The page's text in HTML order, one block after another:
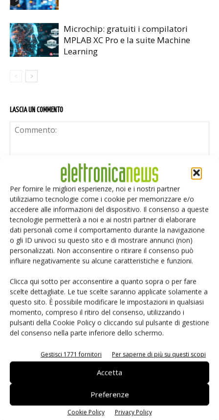
Per fornire le migliori esperienze, noi e i nostri partner
utilizziamo tecnologie come i cookie per memorizzare e/o
accedere alle informazioni del dispositivo. Il consenso a queste
tecnologie permetterà a noi e ai nostri partner di elaborare
dati personali come il comportamento durante la navigazione
o gli ID univoci su questo sito e di mostrare annunci (non)
personalizzati. Non acconsentire o ritirare il consenso può
influire negativamente su alcune caratteristiche e funzioni.
Clicca qui sotto per acconsentire a quanto sopra o per fare
scelte dettagliate. Le tue scelte saranno applicate solamente a
questo sito. È possibile modificare le impostazioni in qualsiasi
momento, compreso il ritiro del consenso, utilizzando i
pulsanti della Cookie Policy o cliccando sul pulsante di gestione
del consenso nella parte inferiore dello schermo.
Gestisci 1771 fornitori Per saperne di più su questi scopi
Accetta
Preferenze
Cookie Policy Privacy Policy
Microchip: gratuiti i compilatori
MPLAB XC Pro e la suite Machine
Learning
LASCIA UN COMMENTO
Salva il mio nome, email e sito web in questo browser per i
prossimi commenti.
Selezione di elettronica